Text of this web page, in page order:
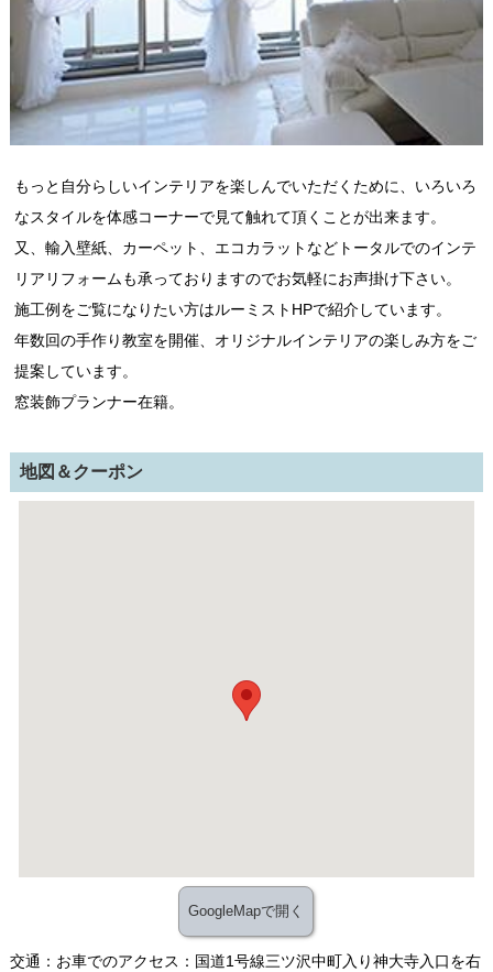
もっと自分らしいインテリアを楽しんでいただくために、いろいろ
なスタイルを体感コーナーで見て触れて頂くことが出来ます。
又、輸入壁紙、カーペット、エコカラットなどトータルでのインテ
リアリフォームも承っておりますのでお気軽にお声掛け下さい。
施工例をご覧になりたい方はルーミストHPで紹介しています。
年数回の手作り教室を開催、オリジナルインテリアの楽しみ方をご
提案しています。
窓装飾プランナー在籍。
地図＆クーポン
GoogleMapで開く
交通：お車でのアクセス：国道1号線三ツ沢中町入り神大寺入口を右